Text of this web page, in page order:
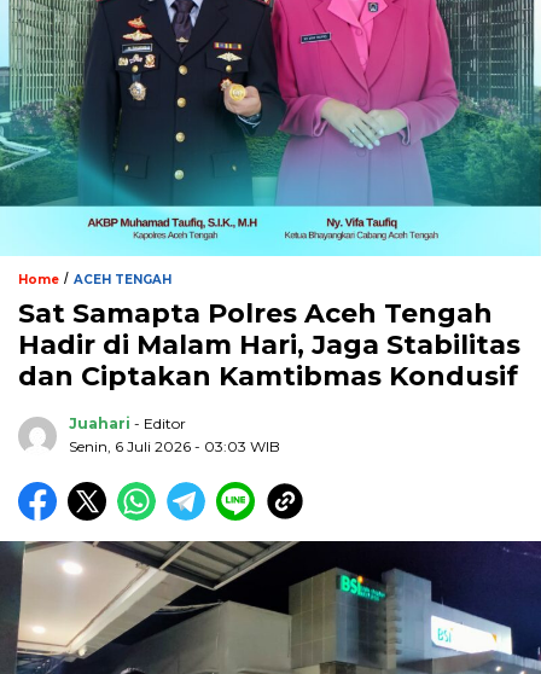
Home / ACEH TENGAH
Sat Samapta Polres Aceh Tengah
Hadir di Malam Hari, Jaga Stabilitas
dan Ciptakan Kamtibmas Kondusif
Juahari - Editor
Senin, 6 Juli 2026 - 03:03 WIB